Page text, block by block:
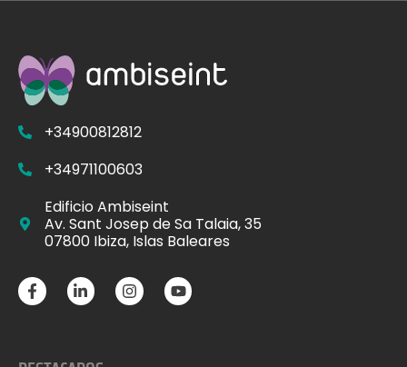
+34900812812
+34971100603
Edificio Ambiseint
Av. Sant Josep de Sa Talaia, 35
07800 Ibiza, Islas Baleares